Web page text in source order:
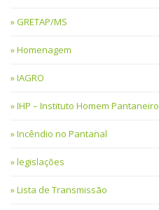
GRETAP/MS
Homenagem
IAGRO
IHP – Instituto Homem Pantaneiro
Incêndio no Pantanal
legislações
Lista de Transmissão